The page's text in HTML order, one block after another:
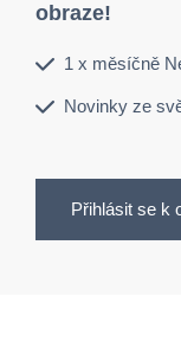
obraze!
1 x měsíčně
Novinky ze
Přihlásit se k